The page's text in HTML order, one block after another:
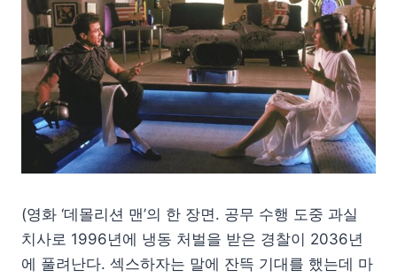
(영화 ‘데몰리션 맨’의 한 장면. 공무 수행 도중 과실
치사로 1996년에 냉동 처벌을 받은 경찰이 2036년
에 풀려난다. 섹스하자는 말에 잔뜩 기대를 했는데 마